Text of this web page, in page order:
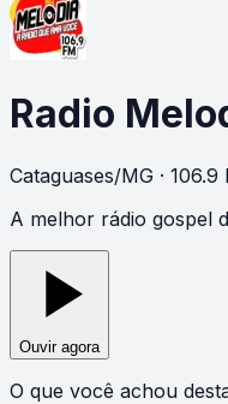
Radio
Cataguases/MG · 106.9
A melhor rádio gospel
Ouvir agora
O que você achou